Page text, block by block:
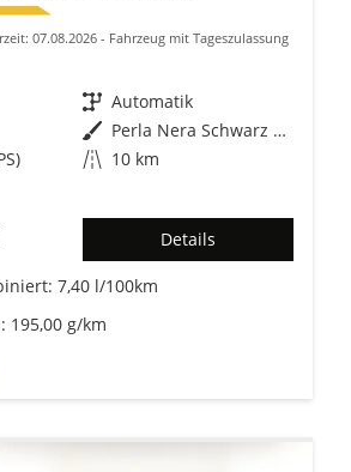
07.08.2026 Fahrzeug mit Tageszulassung
Getriebe Automatik
Außenfarbe
Perla Nera Schwarz Metallic
Kilometerstand 10 km
Details
7,40 l/100km
195,00 g/km